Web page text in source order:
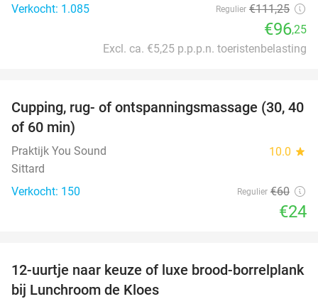
Verkocht: 1.085
Regulier €111,25
€96,25
Excl. ca. €5,25 p.p.p.n. toeristenbelasting
60%
Cupping, rug- of ontspanningsmassage (30, 40
of 60 min)
Praktijk You Sound 10.0 star
Sittard
Verkocht: 150
Regulier €60
€24
21%
12-uurtje naar keuze of luxe brood-borrelplank
bij Lunchroom de Kloes